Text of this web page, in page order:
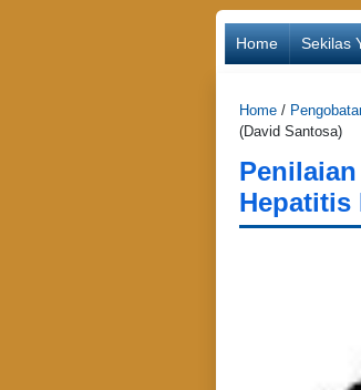
Home Sekilas
Home/
(David Santosa)
Hepatitis